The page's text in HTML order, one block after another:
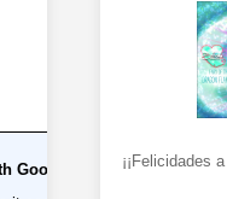
¡¡Felicidades